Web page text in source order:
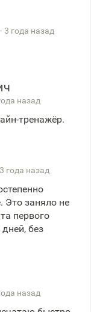
3 года назад
назад
тренажёр.
года назад
Это заняло не
первого
без
назад